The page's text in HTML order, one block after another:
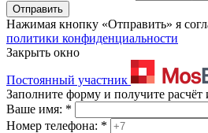
Отправить
Нажимая кнопку «Отправить» я
политики конфиденциальности
Закрыть окно
Постоянный участник
Заполните форму и получите расчёт
Ваше имя: *
Номер телефона: *